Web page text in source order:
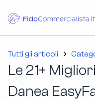
Tutti gli articoli
Le 21+
Danea